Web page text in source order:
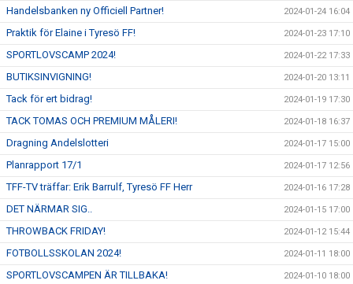
Handelsbanken ny Officiell Partner! 2024-01-24 16:04
Praktik för Elaine i Tyresö FF! 2024-01-23 17:10
SPORTLOVSCAMP 2024! 2024-01-22 17:33
BUTIKSINVIGNING! 2024-01-20 13:11
Tack för ert bidrag! 2024-01-19 17:30
TACK TOMAS OCH PREMIUM MÅLERI! 2024-01-18 16:37
Dragning Andelslotteri 2024-01-17 15:00
Planrapport 17/1 2024-01-17 12:56
TFF-TV träffar: Erik Barrulf, Tyresö FF Herr 2024-01-16 17:28
DET NÄRMAR SIG.. 2024-01-15 17:00
THROWBACK FRIDAY! 2024-01-12 15:44
FOTBOLLSSKOLAN 2024! 2024-01-11 18:00
SPORTLOVSCAMPEN ÄR TILLBAKA! 2024-01-10 18:00